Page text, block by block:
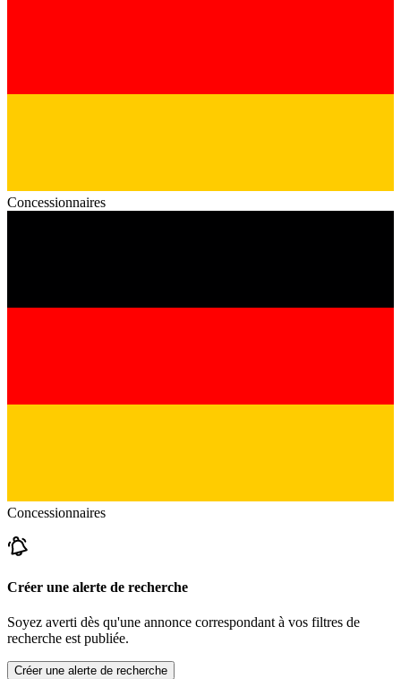
Concessionnaires
Concessionnaires
Créer une alerte de recherche
Soyez averti dès qu'une annonce correspondant à vos filtres de
recherche est publiée.
Créer une alerte de recherche